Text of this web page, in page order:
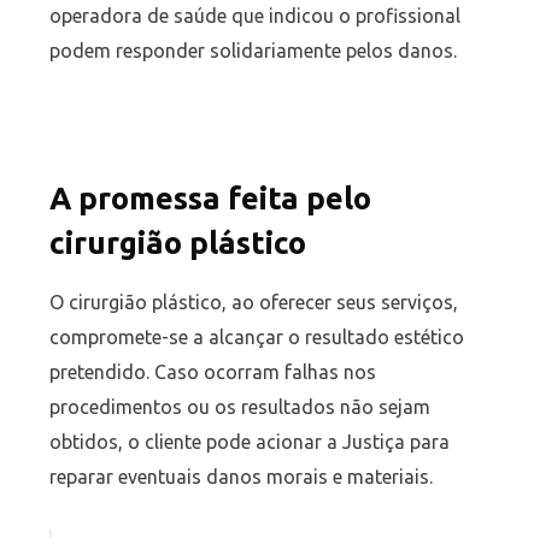
operadora de saúde que indicou o profissional
podem responder solidariamente pelos danos.
A promessa feita pelo
cirurgião plástico
O cirurgião plástico, ao oferecer seus serviços,
compromete-se a alcançar o resultado estético
pretendido. Caso ocorram falhas nos
procedimentos ou os resultados não sejam
obtidos, o cliente pode acionar a Justiça para
reparar eventuais danos morais e materiais.